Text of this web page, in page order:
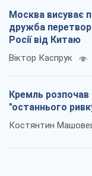
Москва висуває
дружба
Росії від Китаю
Віктор Каспрук
Кремль розпочав
"останнього
Костянтин